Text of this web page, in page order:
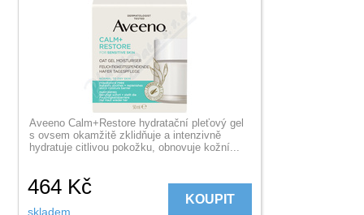
Aveeno Calm+Restore hydratační pleťový gel
s ovsem okamžitě zklidňuje a intenzivně
hydratuje citlivou pokožku, obnovuje kožní...
464 Kč
skladem
KOUPIT